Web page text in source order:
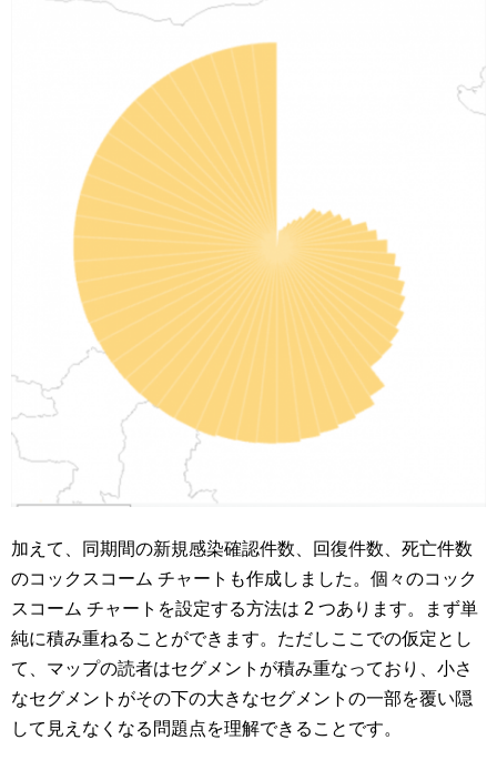
加えて、同期間の新規感染確認件数、回復件数、死亡件数
のコックスコーム チャートも作成しました。個々のコック
スコーム チャートを設定する方法は 2 つあります。まず単
純に積み重ねることができます。ただしここでの仮定とし
て、マップの読者はセグメントが積み重なっており、小さ
なセグメントがその下の大きなセグメントの一部を覆い隠
して見えなくなる問題点を理解できることです。